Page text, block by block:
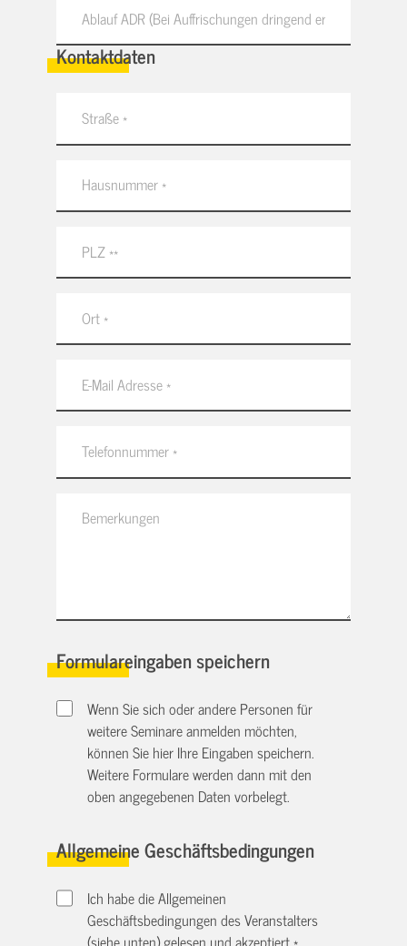
Kontaktdaten
Formulareingaben speichern
Wenn Sie sich oder andere Personen für
weitere Seminare anmelden möchten,
können Sie hier Ihre Eingaben speichern.
Weitere Formulare werden dann mit den
oben angegebenen Daten vorbelegt.
Allgemeine Geschäftsbedingungen
Ich habe die Allgemeinen
Geschäftsbedingungen des Veranstalters